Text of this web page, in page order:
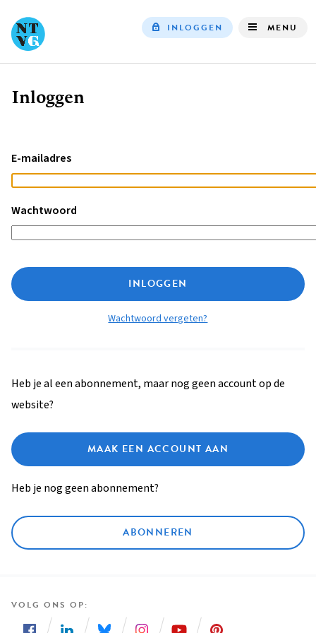
INLOGGEN MENU
Kruimelpad
Inloggen
E-mailadres
Wachtwoord
INLOGGEN
Wachtwoord vergeten?
Heb je al een abonnement, maar nog geen account op de
website?
MAAK EEN ACCOUNT AAN
Heb je nog geen abonnement?
ABONNEREN
VOLG ONS OP